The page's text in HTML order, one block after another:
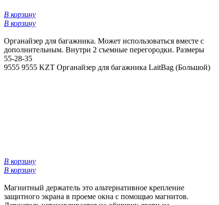
В корзину
В корзину
Органайзер для багажника. Может использоваться вместе с
дополнительным. Внутри 2 съемные перегородки. Размеры
55-28-35
9555 9555 KZT Органайзер для багажника LaitBag (Большой)
В корзину
В корзину
Магнитный держатель это альтернативное крепление
защитного экрана в проеме окна с помощью магнитов.